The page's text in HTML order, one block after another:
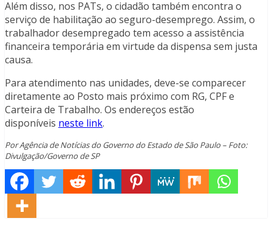
Além disso, nos PATs, o cidadão também encontra o
serviço de habilitação ao seguro-desemprego. Assim, o
trabalhador desempregado tem acesso a assistência
financeira temporária em virtude da dispensa sem justa
causa.
Para atendimento nas unidades, deve-se comparecer
diretamente ao Posto mais próximo com RG, CPF e
Carteira de Trabalho. Os endereços estão
disponíveis neste link.
Por Agência de Notícias do Governo do Estado de São Paulo – Foto:
Divulgação/Governo de SP